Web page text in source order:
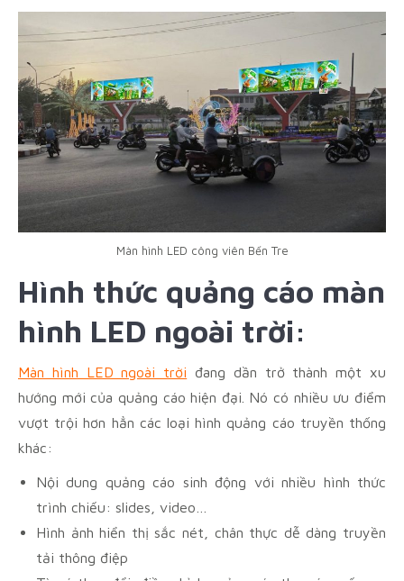
Màn hình LED công viên Bến Tre
Hình thức quảng cáo màn
hình LED ngoài trời:
Màn hình LED ngoài trời đang dần trở thành một xu
hướng mới của quảng cáo hiện đại. Nó có nhiều ưu điểm
vượt trội hơn hẳn các loại hình quảng cáo truyền thống
khác:
Nội dung quảng cáo sinh động với nhiều hình thức
trình chiếu: slides, video…
Hình ảnh hiển thị sắc nét, chân thực dễ dàng truyền
tải thông điệp